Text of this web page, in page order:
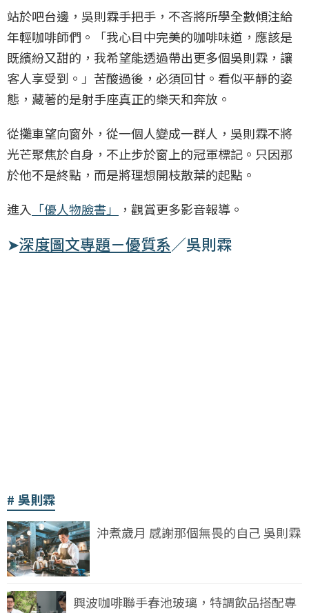
站於吧台邊，吳則霖手把手，不吝將所學全數傾注給
年輕咖啡師們。「我心目中完美的咖啡味道，應該是
既繽紛又甜的，我希望能透過帶出更多個吳則霖，讓
客人享受到。」苦酸過後，必須回甘。看似平靜的姿
態，藏著的是射手座真正的樂天和奔放。
從攤車望向窗外，從一個人變成一群人，吳則霖不將
光芒聚焦於自身，不止步於窗上的冠軍標記。只因那
於他不是終點，而是將理想開枝散葉的起點。
進入 「優人物臉書」 ，觀賞更多影音報導。
➤深度圖文專題－優質系／吳則霖
吳則霖
沖煮歲月 感謝那個無畏的自己 吳則霖
興波咖啡聯手春池玻璃，特調飲品搭配專